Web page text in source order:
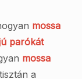
mossa
parókát
mossa
a